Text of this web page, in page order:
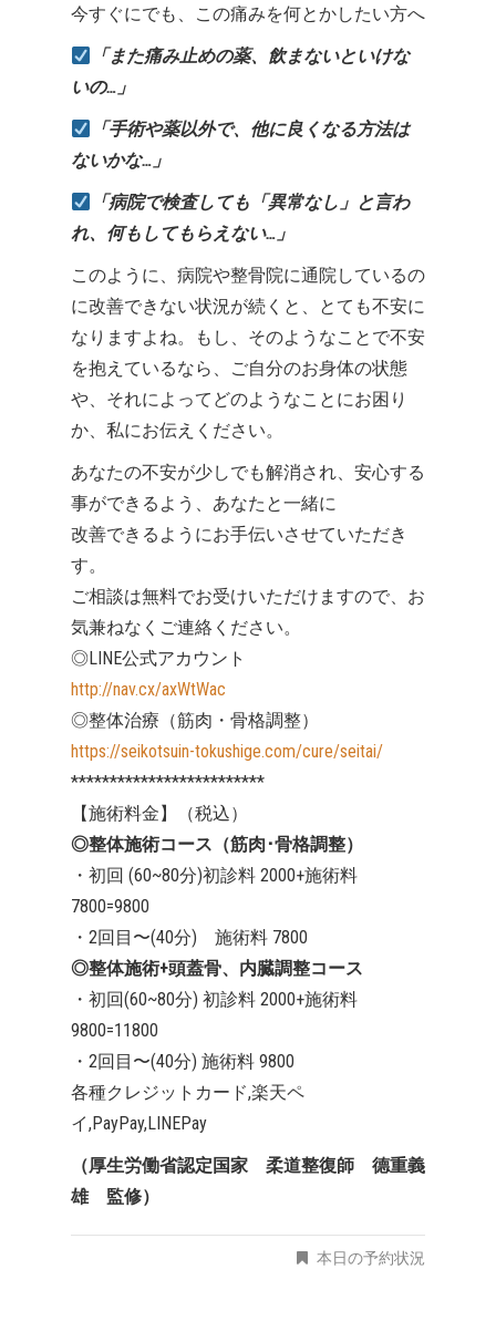
今すぐにでも、この痛みを何とかしたい方へ
「また痛み止めの薬、飲まないといけな
いの…」
「手術や薬以外で、他に良くなる方法は
ないかな…」
「病院で検査しても「異常なし」と言わ
れ、何もしてもらえない…」
このように、病院や整骨院に通院しているの
に改善できない状況が続くと、とても不安に
なりますよね。もし、そのようなことで不安
を抱えているなら、ご自分のお身体の状態
や、それによってどのようなことにお困り
か、私にお伝えください。
あなたの不安が少しでも解消され、安心する
事ができるよう、あなたと一緒に
改善できるようにお手伝いさせていただき
す。
ご相談は無料でお受けいただけますので、お
気兼ねなくご連絡ください。
◎LINE公式アカウント
http://nav.cx/axWtWac
◎整体治療（筋肉・骨格調整）
https://seikotsuin-tokushige.com/cure/seitai/
*************************
【施術料金】（税込）
◎整体施術コース（筋肉･骨格調整）
・初回 (60~80分)初診料 2000+施術料
7800=9800
・2回目〜(40分) 施術料 7800
◎整体施術+頭蓋骨、内臓調整コース
・初回(60~80分) 初診料 2000+施術料
9800=11800
・2回目〜(40分) 施術料 9800
各種クレジットカード,楽天ペ
イ,PayPay,LINEPay
（厚生労働省認定国家 柔道整復師 德重義
雄 監修）
本日の予約状況